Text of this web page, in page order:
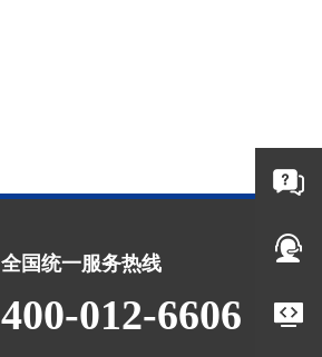
全国统一服务热线
400-012-6606